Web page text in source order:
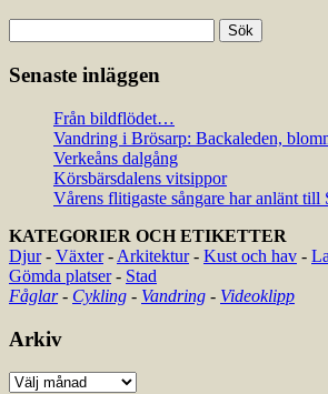
efter:
Senaste inläggen
Från bildflödet…
Vandring i Brösarp: Backaleden,
Verkeåns dalgång
Körsbärsdalens vitsippor
Vårens flitigaste sångare har anlänt till
KATEGORIER OCH ETIKETTER
Djur- Växter- Arkitektur- Kust och hav -
Gömda platser- Stad
Fåglar- Cykling - Vandring - Videoklipp
Arkiv
Arkiv